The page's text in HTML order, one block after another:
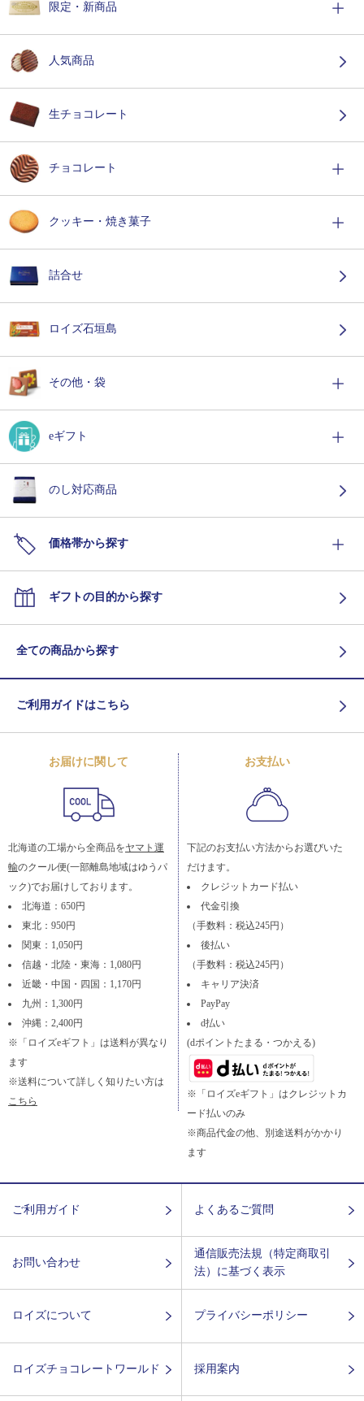
限定・新商品
人気商品
生チョコレート
チョコレート
クッキー・焼き菓子
詰合せ
ロイズ石垣島
その他・袋
eギフト
のし対応商品
価格帯から探す
ギフトの目的から探す
全ての商品から探す
ご利用ガイドはこちら
お届けに関して
北海道の工場から全商品をヤマト運
輸のクール便(一部離島地域はゆうパ
ック)でお届けしております。
北海道：650円
東北：950円
関東：1,050円
信越・北陸・東海：1,080円
近畿・中国・四国：1,170円
九州：1,300円
沖縄：2,400円
※「ロイズeギフト」は送料が異なり
ます
※送料について詳しく知りたい方は
こちら
お支払い
下記のお支払い方法からお選びいた
だけます。
クレジットカード払い
代金引換
（手数料：税込245円）
後払い
（手数料：税込245円）
キャリア決済
PayPay
d払い
(dポイントたまる・つかえる)
※「ロイズeギフト」はクレジットカ
ード払いのみ
※商品代金の他、別途送料がかかり
ます
ご利用ガイド よくあるご質問
お問い合わせ
通信販売法規（特定商取引
法）に基づく表示
ロイズについて プライバシーポリシー
ロイズチョコレートワールド 採用案内